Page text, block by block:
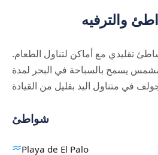
والترفيه
تقليدي مع أماكن لتناول الطعام.
يسمح بالسباحة في البحر لمدة
شواطئ
Playa de El Palo